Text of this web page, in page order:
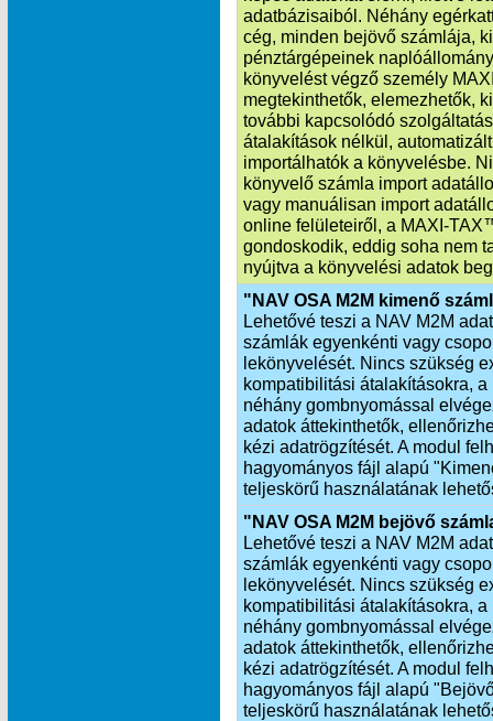
adatbázisaiból. Néhány
cég, minden bejövő számlája,
pénztárgépeinek
könyvelést végző személy
megtekinthetők, elemezhetők,
további kapcsolódó
átalakítások nélkül,
importálhatók a könyvelésbe.
könyvelő számla import
vagy manuálisan import
online felületeiről, a
gondoskodik, eddig soha nem
nyújtva a könyvelési adatok
"NAV OSA M2M kimenő
Lehetővé teszi a NAV M2M
számlák egyenkénti vagy
lekönyvelését. Nincs szükség
kompatibilitási átalakításokra,
néhány gombnyomással
adatok áttekinthetők,
kézi adatrögzítését. A modul
hagyományos fájl alapú
teljeskörű használatának
"NAV OSA M2M bejövő
Lehetővé teszi a NAV M2M
számlák egyenkénti vagy
lekönyvelését. Nincs szükség
kompatibilitási átalakításokra,
néhány gombnyomással
adatok áttekinthetők,
kézi adatrögzítését. A modul
hagyományos fájl alapú
teljeskörű használatának